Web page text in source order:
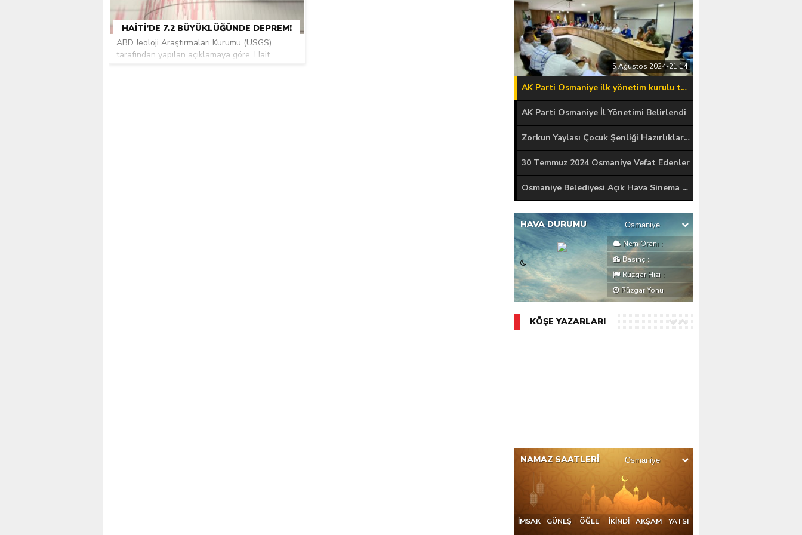
Kılıçdaroğlu’na siyasi cinayetler tepkisi
HAITI’DE 7.2 BÜYÜKLÜĞÜNDE DEPREM!
ABD Jeoloji Araştırmaları Kurumu (USGS)
tarafından yapılan açıklamaya göre, Hait...
5 Ağustos 2024-21:14
AK Parti Osmaniye ilk yönetim kurulu toplantısı gerçekleştirildi.
AK Parti Osmaniye İl Yönetimi Belirlendi
Zorkun Yaylası Çocuk Şenliği Hazırlıkları Başladı
30 Temmuz 2024 Osmaniye Vefat Edenler
Osmaniye Belediyesi Açık Hava Sinema Günlerini Başlattı
HAVA DURUMU
Nem Oranı :
Basınç :
Rüzgar Hızı :
Rüzgar Yönü :
KÖŞE YAZARLARI
NAMAZ SAATLERİ
İMSAK GÜNEŞ ÖĞLE İKİNDİ AKŞAM YATSI